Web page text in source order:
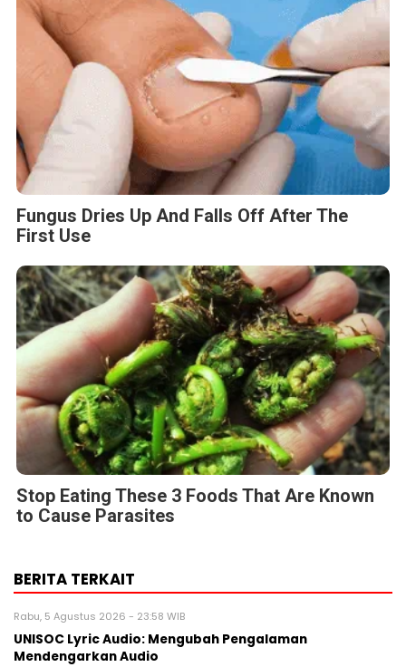
Fungus Dries Up And Falls Off After The
First Use
Stop Eating These 3 Foods That Are Known
to Cause Parasites
BERITA TERKAIT
Rabu, 5 Agustus 2026 - 23:58 WIB
UNISOC Lyric Audio: Mengubah Pengalaman
Mendengarkan Audio